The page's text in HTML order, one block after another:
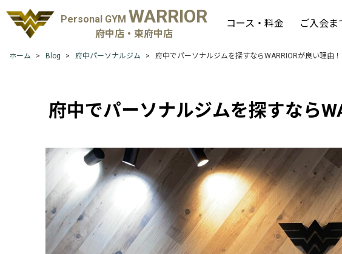
Personal GYM WARRIOR
府中店・東府中店
コース・料金 ご入会ま
ホーム Blog 府中パーソナルジム 府中でパーソナルジムを探すならWARRIORが良い理由！
府中でパーソナルジムを探すなら